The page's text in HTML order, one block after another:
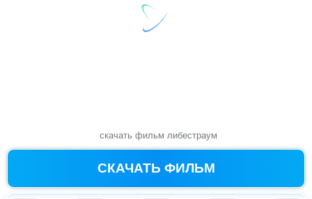
скачать фильм либестраум
СКАЧАТЬ ФИЛЬМ